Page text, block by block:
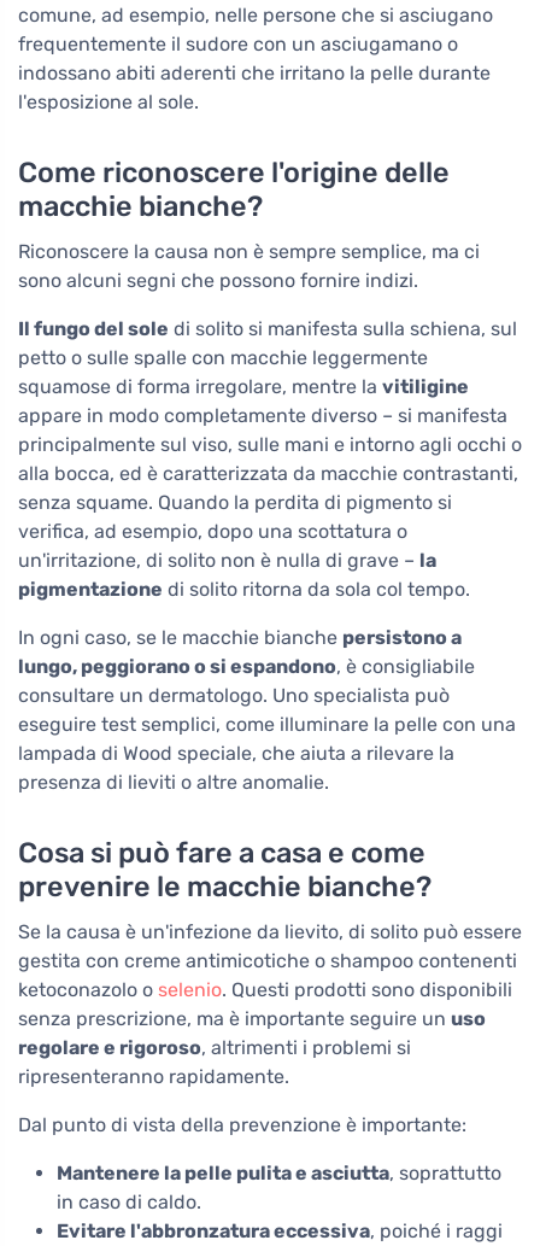
comune, ad esempio, nelle persone che si asciugano
frequentemente il sudore con un asciugamano o
indossano abiti aderenti che irritano la pelle durante
l'esposizione al sole.
Come riconoscere l'origine delle
macchie bianche?
Riconoscere la causa non è sempre semplice, ma ci
sono alcuni segni che possono fornire indizi.
Il fungo del sole di solito si manifesta sulla schiena, sul
petto o sulle spalle con macchie leggermente
squamose di forma irregolare, mentre la vitiligine
appare in modo completamente diverso – si manifesta
principalmente sul viso, sulle mani e intorno agli occhi o
alla bocca, ed è caratterizzata da macchie contrastanti,
senza squame. Quando la perdita di pigmento si
verifica, ad esempio, dopo una scottatura o
un'irritazione, di solito non è nulla di grave – la
pigmentazione di solito ritorna da sola col tempo.
In ogni caso, se le macchie bianche persistono a
lungo, peggiorano o si espandono, è consigliabile
consultare un dermatologo. Uno specialista può
eseguire test semplici, come illuminare la pelle con una
lampada di Wood speciale, che aiuta a rilevare la
presenza di lieviti o altre anomalie.
Cosa si può fare a casa e come
prevenire le macchie bianche?
Se la causa è un'infezione da lievito, di solito può essere
gestita con creme antimicotiche o shampoo contenenti
ketoconazolo o selenio. Questi prodotti sono disponibili
senza prescrizione, ma è importante seguire un uso
regolare e rigoroso, altrimenti i problemi si
ripresenteranno rapidamente.
Dal punto di vista della prevenzione è importante:
Mantenere la pelle pulita e asciutta, soprattutto
in caso di caldo.
Evitare l'abbronzatura eccessiva, poiché i raggi